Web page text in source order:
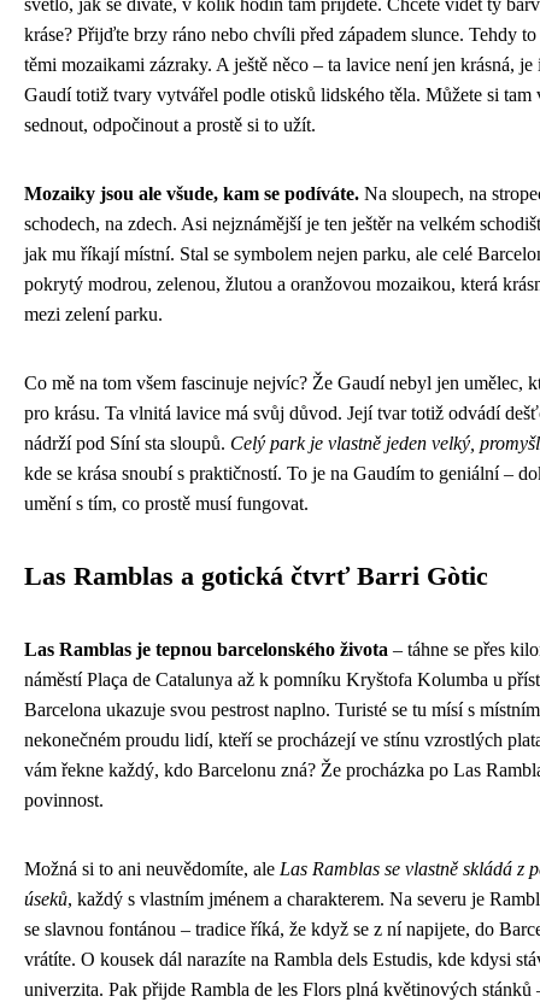
světlo, jak se díváte, v kolik hodin tam přijdete. Chcete vidět ty
kráse? Přijďte brzy ráno nebo chvíli před západem slunce. Tehdy
těmi mozaikami zázraky. A ještě něco – ta lavice není jen krásná, je
Gaudí totiž tvary vytvářel podle otisků lidského těla. Můžete si tam
sednout, odpočinout a prostě si to užít.
Mozaiky jsou ale všude, kam se podíváte. Na sloupech, na
schodech, na zdech. Asi nejznámější je ten ještěr na velkém
jak mu říkají místní. Stal se symbolem nejen parku, ale celé
pokrytý modrou, zelenou, žlutou a oranžovou mozaikou, která
mezi zelení parku.
Co mě na tom všem fascinuje nejvíc? Že Gaudí nebyl jen umělec,
pro krásu. Ta vlnitá lavice má svůj důvod. Její tvar totiž odvádí
nádrží pod Síní sta sloupů. Celý park je vlastně jeden velký,
kde se krása snoubí s praktičností. To je na Gaudím to geniální –
umění s tím, co prostě musí fungovat.
Las Ramblas a gotická čtvrť Barri Gòtic
Las Ramblas je tepnou barcelonského života – táhne se přes
náměstí Plaça de Catalunya až k pomníku Kryštofa Kolumba u
Barcelona ukazuje svou pestrost naplno. Turisté se tu mísí s
nekonečném proudu lidí, kteří se procházejí ve stínu vzrostlých
vám řekne každý, kdo Barcelonu zná? Že procházka po Las
povinnost.
Možná si to ani neuvědomíte, ale Las Ramblas se vlastně skládá z
úseků, každý s vlastním jménem a charakterem. Na severu je
se slavnou fontánou – tradice říká, že když se z ní napijete, do
vrátíte. O kousek dál narazíte na Rambla dels Estudis, kde kdysi
univerzita. Pak přijde Rambla de les Flors plná květinových stánků